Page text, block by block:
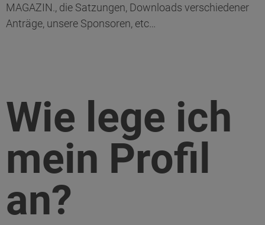
MAGAZIN., die Satzungen, Downloads verschiedener
Anträge, unsere Sponsoren, etc…
Wie lege ich
mein Profil
an?